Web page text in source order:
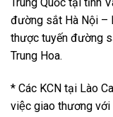
đường sắt Hà Nội –
thược tuyến đường
Trung Hoa.
* Các KCN tại Lào
việc giao thương với